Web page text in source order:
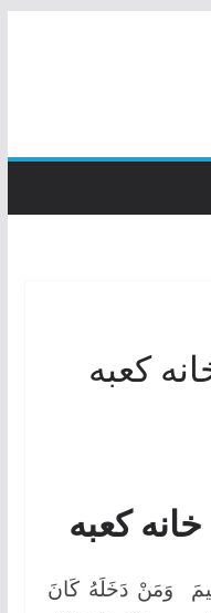
کعبه
کعبه
وَمَنْ دَخَلَهُ كَانَ